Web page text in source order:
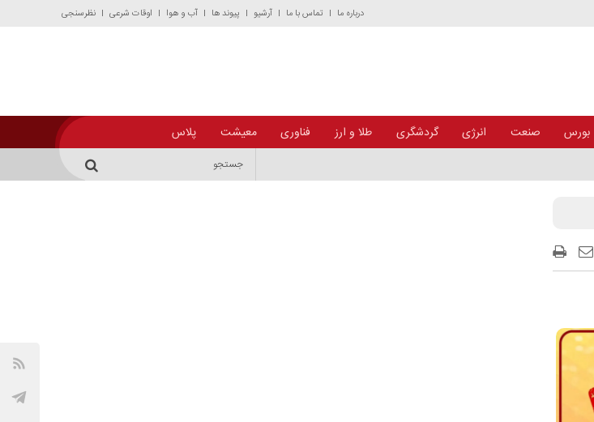
درباره ما تماس با ما آرشیو پیوند ها آب و هوا اوقات شرعی نظرسنجی
بورس صنعت انرژی گردشگری طلا و ارز فناوری معیشت پلاس